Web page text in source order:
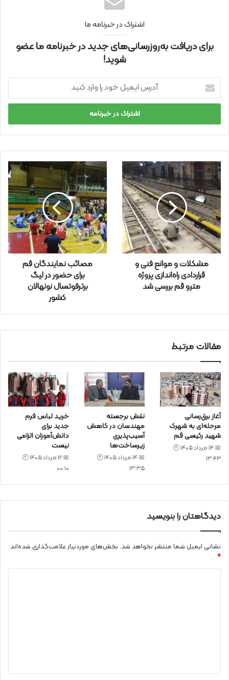
اشتراک در خبرنامه ما
برای دریافت به‌روزرسانی‌های جدید در خبرنامه ما عضو
شوید!
ر
ا
ی
ل
خ
و
د
ر
ا
و
ا
ر
مشکلات و موانع فنی و
قراردادی راه‌اندازی پروژه
مترو قم بررسی شد
مصائب نمایندگان قم
برای حضور در لیگ
برترفوتسال نونهالان
کشور
مقالات مرتبط
آغاز برق‌رسانی
مرحله‌ای به شهرک
شهید رئیسی قم
📅 14 مرداد 1405 🕙
13:43
نقش برجسته
مهندسان در کاهش
آسیب‌پذیری
زیرساخت‌ها
📅 14 مرداد 1405 🕙
13:35
خرید لباس فرم
جدید برای
دانش‌آموزان الزامی
نیست
📅 12 مرداد 1405 🕙
00:10
دیدگاهتان را بنویسید
نشانی ایمیل شما منتشر نخواهد شد. بخش‌های موردنیاز علامت‌گذاری شده‌اند
*